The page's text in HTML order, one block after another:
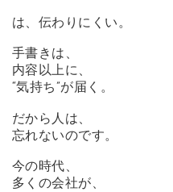
は、伝わりにくい。
手書きは、
内容以上に、
“気持ち”が届く。
だから人は、
忘れないのです。
今の時代、
多くの会社が、